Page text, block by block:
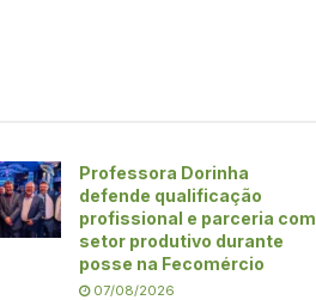
Professora Dorinha
defende qualificação
profissional e parceria com
setor produtivo durante
posse na Fecomércio
07/08/2026